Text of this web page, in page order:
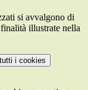
si avvalgono di
illustrate nella
i cookies